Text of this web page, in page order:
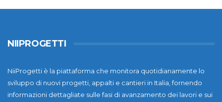
NIIPROGETTI
NiiProgetti è la piattaforma che monitora quotidianamente lo
sviluppo di nuovi progetti, appalti e cantieri in Italia, fornendo
informazioni dettagliate sulle fasi di avanzamento dei lavori e sui